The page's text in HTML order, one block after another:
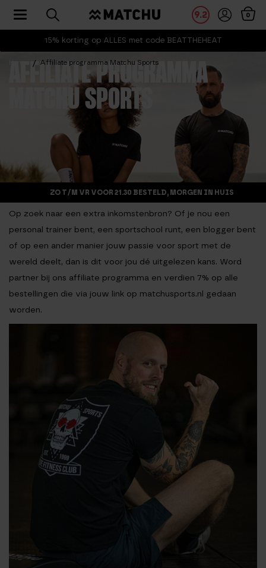
15% korting op ALLES met code BEATTHEHEAT
9.2 0
Toggle navigation
Affiliate programma Matchu Sports
AFFILIATE PROGRAMMA
MATCHU SPORTS
ZO T/M VR VOOR 21.30 BESTELD, MORGEN IN HUIS
Op zoek naar een extra inkomstenbron? Of je nou een
personal trainer bent, een sportschool runt, een blogger bent
of op een ander manier jouw passie voor sport met de
wereld deelt, dan is dit voor jou dé uitgelezen kans. Word
partner bij ons affiliate programma en verdien 7% op alle
bestellingen die via jouw link op matchusports.nl gedaan
worden.